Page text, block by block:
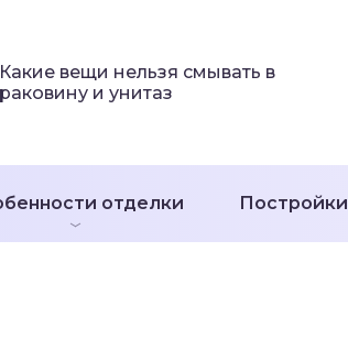
Какие вещи нельзя смывать в
раковину и унитаз
отделки Постройки